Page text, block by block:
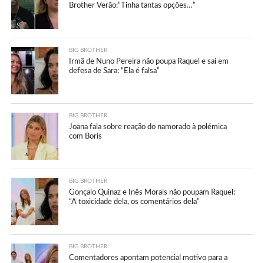
Brother Verão:”Tinha tantas opções…”
BIG BROTHER
Irmã de Nuno Pereira não poupa Raquel e sai em
defesa de Sara: “Ela é falsa”
BIG BROTHER
Joana fala sobre reação do namorado à polémica
com Boris
BIG BROTHER
Gonçalo Quinaz e Inês Morais não poupam Raquel:
“A toxicidade dela, os comentários dela”
BIG BROTHER
Comentadores apontam potencial motivo para a